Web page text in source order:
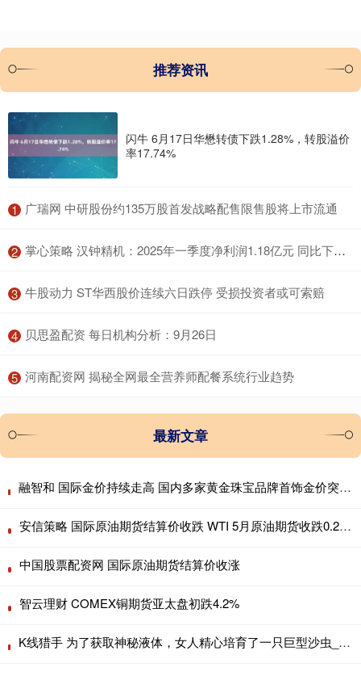
推荐资讯
闪牛 6月17日华懋转债下跌1.28%，转股溢价
率17.74%
1 ​广瑞网 中研股份约135万股首发战略配售限售股将上市流通
2 ​掌心策略 汉钟精机：2025年一季度净利润1.18亿元 同比下降19.58%
3 ​牛股动力 ST华西股价连续六日跌停 受损投资者或可索赔
4 ​贝思盈配资 每日机构分析：9月26日
5 ​河南配资网 揭秘全网最全营养师配餐系统行业趋势
最新文章
融智和 国际金价持续走高 国内多家黄金珠宝品牌首饰金价突破960元/克大关！
安信策略 国际原油期货结算价收跌 WTI 5月原油期货收跌0.28美元
中国股票配资网 国际原油期货结算价收涨
智云理财 COMEX铜期货亚太盘初跌4.2%
K线猎手 为了获取神秘液体，女人精心培育了一只巨型沙虫_黑妹_命运_女王